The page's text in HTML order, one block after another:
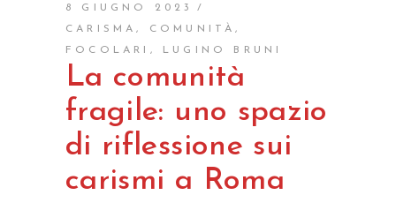
8 GIUGNO 2023
CARISMA, COMUNITÀ,
FOCOLARI , LUGINO BRUNI
La comunità
fragile: uno spazio
di riflessione sui
carismi a Roma